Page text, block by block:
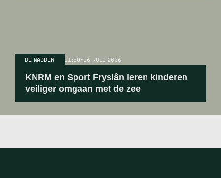
DE WADDEN 11:38-16 JULI 2026
KNRM en Sport Fryslân leren kinderen
veiliger omgaan met de zee